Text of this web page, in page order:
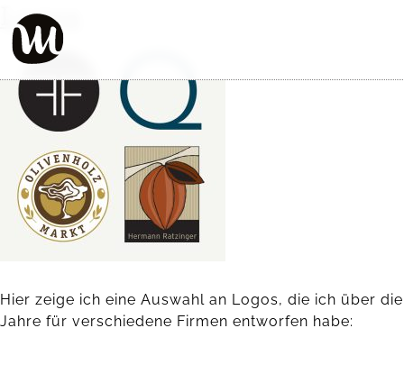
Logos
Hier zeige ich eine Auswahl an Logos, die ich über die
Jahre für verschiedene Firmen entworfen habe: